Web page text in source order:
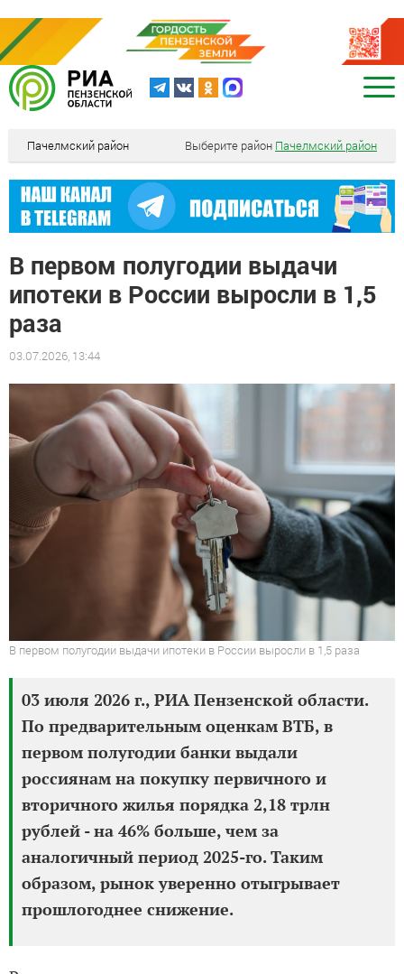
Пачелмский район Выберите район Пачелмский район
В первом полугодии выдачи
ипотеки в России выросли в 1,5
раза
03.07.2026, 13:44
В первом полугодии выдачи ипотеки в России выросли в 1,5 раза
03 июля 2026 г., РИА Пензенской области.
По предварительным оценкам ВТБ, в
первом полугодии банки выдали
россиянам на покупку первичного и
вторичного жилья порядка 2,18 трлн
рублей - на 46% больше, чем за
аналогичный период 2025-го. Таким
образом, рынок уверенно отыгрывает
прошлогоднее снижение.